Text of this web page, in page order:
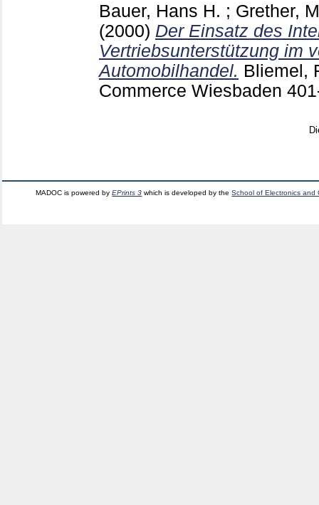
Bauer, Hans H. ; Grether,
(2000) Der Einsatz des
Vertriebsunterstützung im
Automobilhandel. Bliemel,
Commerce Wiesbaden
MADOC is powered byEPrints 3 which is developed by theSchool of Electronics and